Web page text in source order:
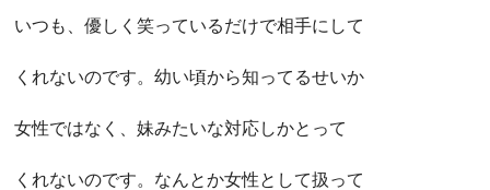
いつも、優しく笑っているだけで相手にして
くれないのです。幼い頃から知ってるせいか
女性ではなく、妹みたいな対応しかとって
くれないのです。なんとか女性として扱って